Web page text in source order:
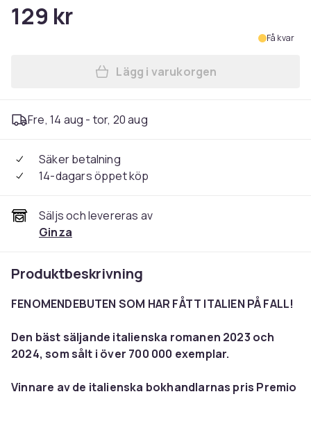
129 kr
Få kvar
Lägg till Brevbäraren I
Lägg i varukorgen
Fre, 14 aug - tor, 20 aug
Säker betalning
14-dagars öppet köp
Säljs och levereras av
Ginza
Produktbeskrivning
FENOMENDEBUTEN SOM HAR FÅTT ITALIEN PÅ FALL!
Den bäst säljande italienska romanen 2023 och
2024, som sålt i över 700 000 exemplar.
Vinnare av de italienska bokhandlarnas pris Premio